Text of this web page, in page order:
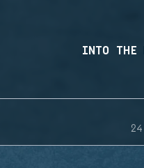
INTO THE